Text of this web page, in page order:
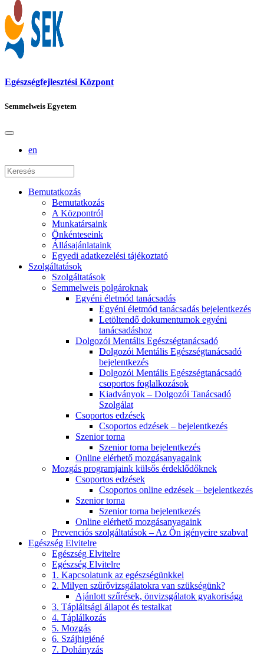
Egészségfejlesztési Központ
Semmelweis Egyetem
en
Bemutatkozás
Bemutatkozás
A Központról
Munkatársaink
Önkénteseink
Állásajánlataink
Egyedi adatkezelési tájékoztató
Szolgáltatások
Szolgáltatások
Semmelweis polgároknak
Egyéni életmód tanácsadás
Egyéni életmód tanácsadás bejelentkezés
Letöltendő dokumentumok egyéni
tanácsadáshoz
Dolgozói Mentális Egészségtanácsadó
Dolgozói Mentális Egészségtanácsadó
bejelentkezés
Dolgozói Mentális Egészségtanácsadó
csoportos foglalkozások
Kiadványok – Dolgozói Tanácsadó
Szolgálat
Csoportos edzések
Csoportos edzések – bejelentkezés
Szenior torna
Szenior torna bejelentkezés
Online elérhető mozgásanyagaink
Mozgás programjaink külsős érdeklődőknek
Csoportos edzések
Csoportos online edzések – bejelentkezés
Szenior torna
Szenior torna bejelentkezés
Online elérhető mozgásanyagaink
Prevenciós szolgáltatások – Az Ön igényeire szabva!
Egészség Elvitelre
Egészség Elvitelre
Egészség Elvitelre
1. Kapcsolatunk az egészségünkkel
2. Milyen szűrővizsgálatokra van szükségünk?
Ajánlott szűrések, önvizsgálatok gyakorisága
3. Tápláltsági állapot és testalkat
4. Táplálkozás
5. Mozgás
6. Szájhigiéné
7. Dohányzás